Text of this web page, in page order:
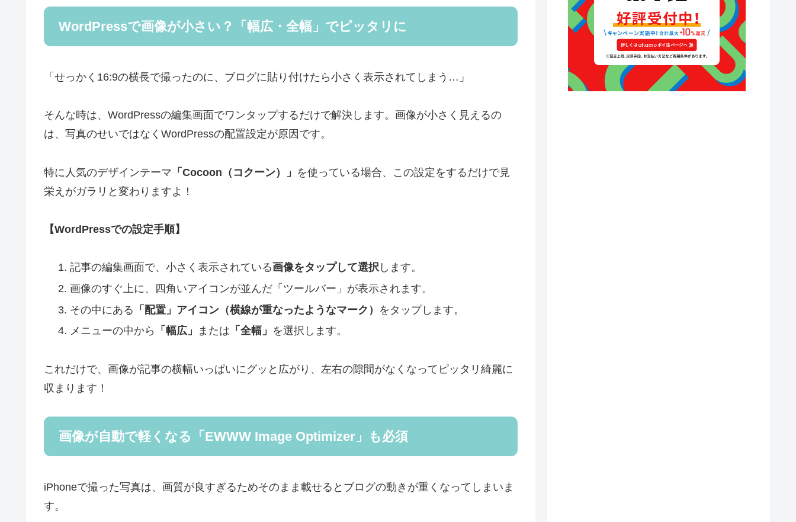
WordPressで画像が小さい？「幅広・全幅」でピッタリに
「せっかく16:9の横長で撮ったのに、ブログに貼り付けたら小さく表示されてしまう…」
そんな時は、WordPressの編集画面でワンタップするだけで解決します。画像が小さく見えるの
は、写真のせいではなくWordPressの配置設定が原因です。
特に人気のデザインテーマ 「Cocoon（コクーン）」 を使っている場合、この設定をするだけで見
栄えがガラリと変わりますよ！
【WordPressでの設定手順】
記事の編集画面で、小さく表示されている画像をタップして選択します。
画像のすぐ上に、四角いアイコンが並んだ「ツールバー」が表示されます。
その中にある 「配置」アイコン（横線が重なったようなマーク）
をタップします。
メニューの中から
「幅広」 または 「全幅」 を選択します。
これだけで、画像が記事の横幅いっぱいにグッと広がり、左右の隙間がなくなってピッタリ綺麗に
収まります！
画像が自動で軽くなる「EWWW Image Optimizer」も必須
iPhoneで撮った写真は、画質が良すぎるためそのまま載せるとブログの動きが重くなってしまいま
す。